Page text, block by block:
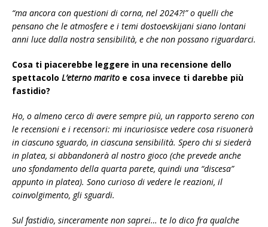
“ma ancora con questioni di corna, nel 2024?!” o quelli che
pensano che le atmosfere e i temi dostoevskijani siano lontani
anni luce dalla nostra sensibilità, e che non possano riguardarci.
Cosa ti piacerebbe leggere in una recensione dello
spettacolo L’eterno marito e cosa invece ti darebbe più
fastidio?
Ho, o almeno cerco di avere sempre più, un rapporto sereno con
le recensioni e i recensori: mi incuriosisce vedere cosa risuonerà
in ciascuno sguardo, in ciascuna sensibilità. Spero chi si siederà
in platea, si abbandonerà al nostro gioco (che prevede anche
uno sfondamento della quarta parete, quindi una “discesa”
appunto in platea). Sono curioso di vedere le reazioni, il
coinvolgimento, gli sguardi.
Sul fastidio, sinceramente non saprei… te lo dico fra qualche